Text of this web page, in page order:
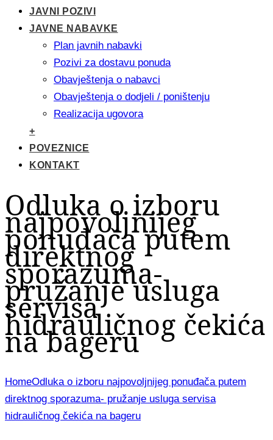
JAVNI POZIVI
JAVNE NABAVKE
Plan javnih nabavki
Pozivi za dostavu ponuda
Obavještenja o nabavci
Obavještenja o dodjeli / poništenju
Realizacija ugovora
+
POVEZNICE
KONTAKT
Odluka o izboru
najpovoljnijeg
ponuđača putem
direktnog
sporazuma-
pružanje usluga
servisa
hidrauličnog čekića
na bageru
HomeOdluka o izboru najpovoljnijeg ponuđača putem
direktnog sporazuma- pružanje usluga servisa
hidrauličnog čekića na bageru